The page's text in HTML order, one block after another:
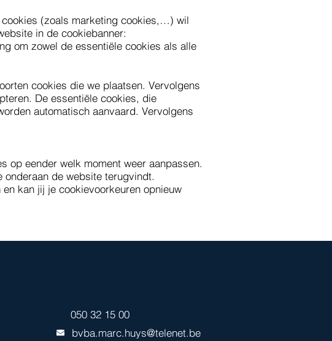
(zoals marketing cookies,…) wil
in de cookiebanner:
om zowel de essentiële cookies als alle
cookies die we plaatsen. Vervolgens
De essentiële cookies, die
automatisch aanvaard. Vervolgens
op eender welk moment weer aanpassen.
de website terugvindt.
kan jij je cookievoorkeuren opnieuw
050 32 15 00
bvba.marc.huys@telenet.be